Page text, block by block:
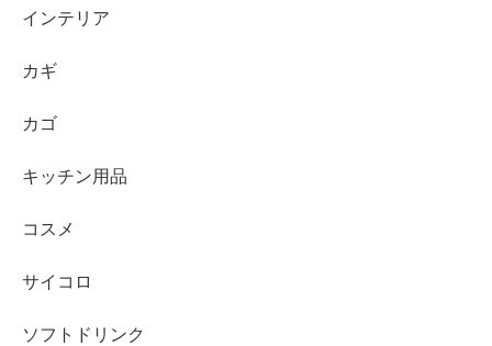
インテリア
カギ
カゴ
キッチン用品
コスメ
サイコロ
ソフトドリンク